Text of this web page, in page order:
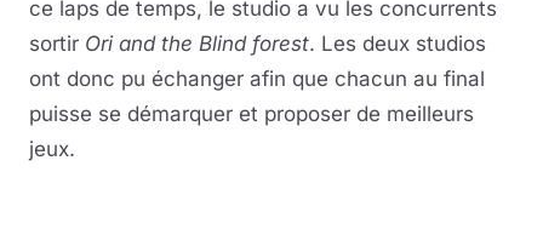
ce laps de temps, le studio a vu les concurrents
sortir Ori and the Blind forest. Les deux studios
ont donc pu échanger afin que chacun au final
puisse se démarquer et proposer de meilleurs
jeux.